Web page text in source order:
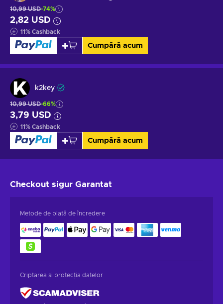
10,99 USD-74%
2,82 USD
11% Cashback
Cumpără acum
k2key
10,99 USD-66%
3,79 USD
11% Cashback
Cumpără acum
Checkout sigur Garantat
Metode de plată de încredere
Criptarea și protecția datelor